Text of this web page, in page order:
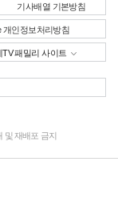
기사배열 기본방침
개인정보처리방침
TV 패밀리 사이트
및 재배포 금지